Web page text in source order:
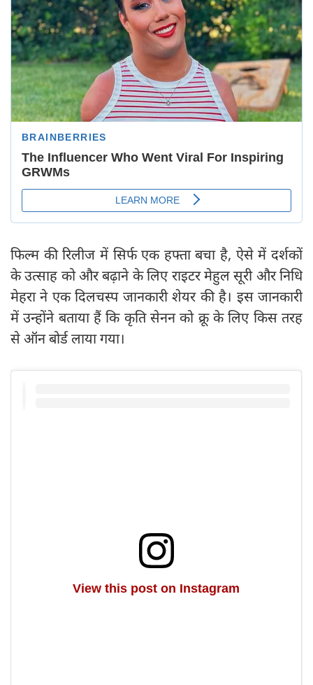
फिल्म की रिलीज में सिर्फ एक हफ्ता बचा है, ऐसे में दर्शकों
के उत्साह को और बढ़ाने के लिए राइटर मेहुल सूरी और निधि
मेहरा ने एक दिलचस्प जानकारी शेयर की है। इस जानकारी
में उन्होंने बताया हैं कि कृति सेनन को क्रू के लिए किस तरह
से ऑन बोर्ड लाया गया।
View this post on Instagram